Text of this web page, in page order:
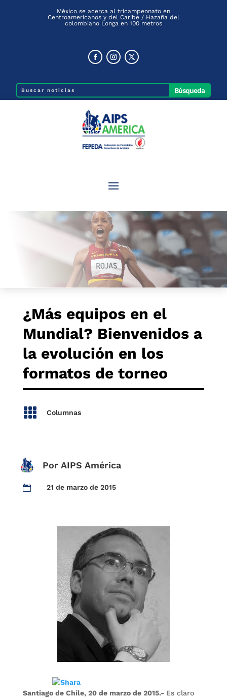
México se acerca al tricampeonato en
Centroamericanos y del Caribe / Hazaña del
colombiano Longa en 100 metros
¿Más equipos en el
Mundial? Bienvenidos a
la evolución en los
formatos de torneo
 Columnas
Por AIPS América
 21 de marzo de 2015
Santiago de Chile, 20 de marzo de 2015.- Es claro